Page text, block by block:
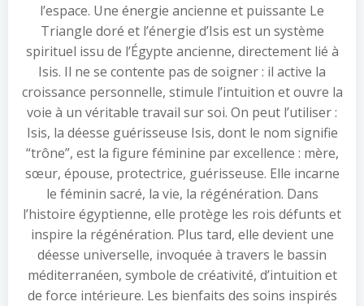
l’espace. Une énergie ancienne et puissante Le
Triangle doré et l’énergie d’Isis est un système
spirituel issu de l’Égypte ancienne, directement lié à
Isis. Il ne se contente pas de soigner : il active la
croissance personnelle, stimule l’intuition et ouvre la
voie à un véritable travail sur soi. On peut l’utiliser :
Isis, la déesse guérisseuse Isis, dont le nom signifie
“trône”, est la figure féminine par excellence : mère,
sœur, épouse, protectrice, guérisseuse. Elle incarne
le féminin sacré, la vie, la régénération. Dans
l’histoire égyptienne, elle protège les rois défunts et
inspire la régénération. Plus tard, elle devient une
déesse universelle, invoquée à travers le bassin
méditerranéen, symbole de créativité, d’intuition et
de force intérieure. Les bienfaits des soins inspirés